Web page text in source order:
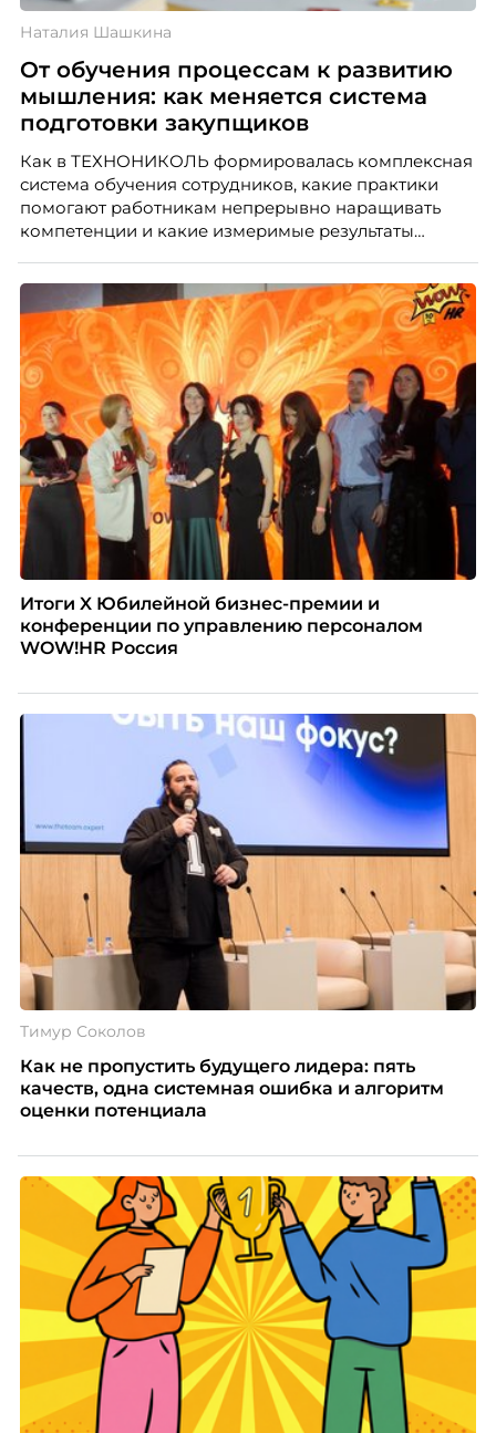
Наталия Шашкина
От обучения процессам к развитию
мышления: как меняется система
подготовки закупщиков
Как в ТЕХНОНИКОЛЬ формировалась комплексная
система обучения сотрудников, какие практики
помогают работникам непрерывно наращивать
компетенции и какие измеримые результаты
закупкам направления «Минеральная изоляция»
компании ТЕХНОНИКОЛЬ.
Итоги X Юбилейной бизнес-премии и
конференции по управлению персоналом
WOW!HR Россия
Тимур Соколов
Как не пропустить будущего лидера: пять
качеств, одна системная ошибка и алгоритм
оценки потенциала